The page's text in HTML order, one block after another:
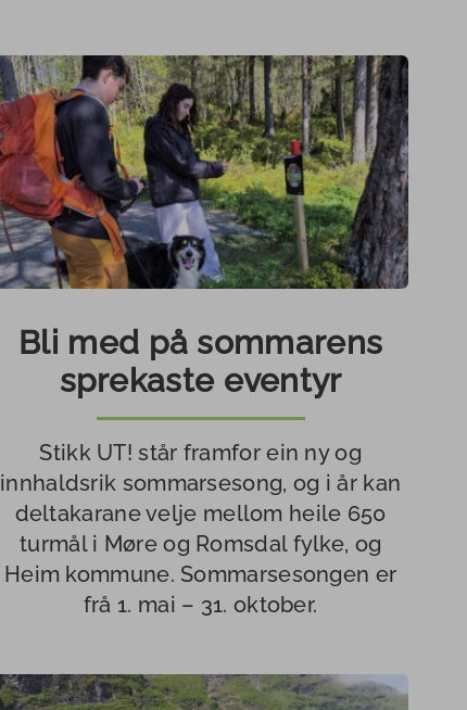
Bli med på sommarens
sprekaste eventyr
Stikk UT! står framfor ein ny og
innhaldsrik sommarsesong, og i år kan
deltakarane velje mellom heile 650
turmål i Møre og Romsdal fylke, og
Heim kommune. Sommarsesongen er
frå 1. mai – 31. oktober.